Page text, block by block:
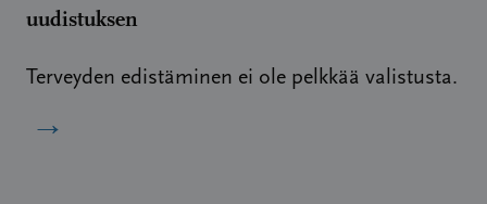
uudistuksen
Terveyden edistäminen ei ole pelkkää valistusta.
→